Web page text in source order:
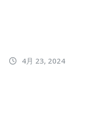
4月 23, 2024